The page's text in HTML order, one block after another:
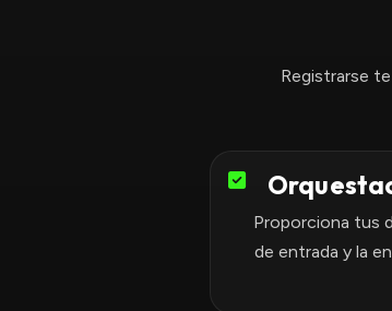
Registrarse
Proporciona tus
de entrada y la